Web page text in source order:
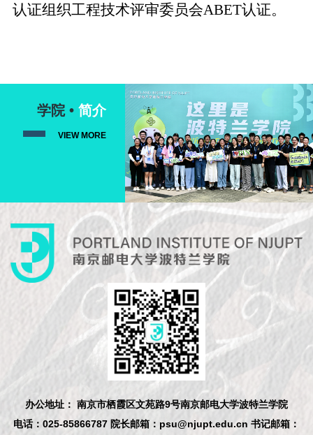
认证组织工程技术评审委员会ABET认证。
学院 •简介
VIEW MORE
办公地址： 南京市栖霞区文苑路9号南京邮电大学波特兰学院
电话：025-85866787 院长邮箱：psu@njupt.edu.cn 书记邮箱：